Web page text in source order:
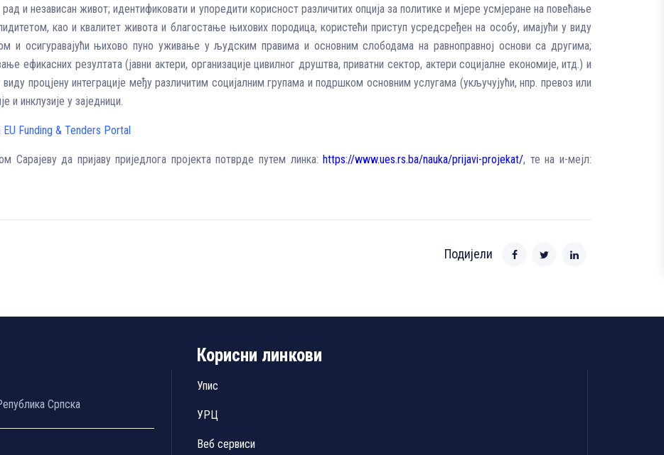
и независан живот; идентификовати и упоредити корисност различитих опција за политике и мјере усмјеране на повећање
као и квалитет живота и благостање њихових породица, користећи приступ усредсређен на особу, имајући у виду
и осигуравајући њихово пуно уживање у људским правима и основним слободама на равноправној основи са другима;
ефикасних резултата (јавни актери, организације цивилног друштва, приватни сектор, актери социјалне економије, итд.) и
процјену интеграције међу различитим социјалним групама и подршком основним услугама (укључујући, нпр. превоз или
и инклузије у заједници.
EU Funding & Tenders Portal
Сарајеву да пријаву приједлога пројекта потврде путем линка:https://www.ues.rs.ba/nauka/prijavi-projekat/, те на и-мејл:
Подијели
Српска
Корисни линкови
Упис
УРЦ
Веб сервиси